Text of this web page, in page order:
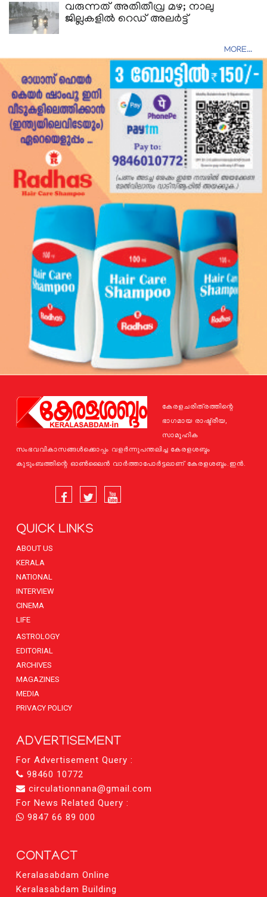
വരുന്നത് അതിതീവ്ര മഴ; നാലു
ജില്ലകളിൽ റെഡ് അലർട്ട്
MORE...
കേരളചരിത്രത്തിന്റെ
ഭാഗമായ രാഷ്ട്രീയ,
സാമൂഹിക
സംഭവവികാസങ്ങള്‍ക്കൊപ്പം വളര്‍ന്നുപന്തലിച്ച കേരളശബ്ദം
കുടുംബത്തിന്റെ ഓണ്‍ലൈന്‍ വാര്‍ത്താപോര്‍ട്ടലാണ് കേരളശബ്ദം.ഇന്‍.
QUICK LINKS
ABOUT US
KERALA
NATIONAL
INTERVIEW
CINEMA
LIFE
ASTROLOGY
EDITORIAL
ARCHIVES
MAGAZINES
MEDIA
PRIVACY POLICY
ADVERTISEMENT
For Advertisement Query :
98460 10772
circulationnana@gmail.com
For News Related Query :
9847 66 89 000
CONTACT
Keralasabdam Online
Keralasabdam Building